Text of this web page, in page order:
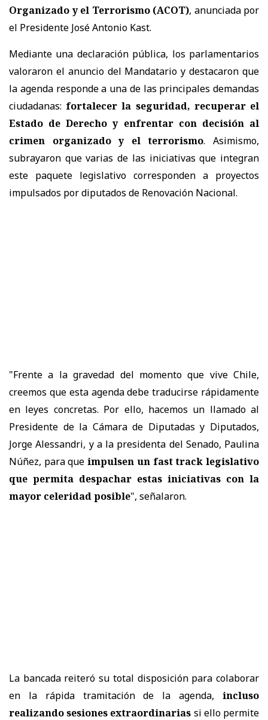
Organizado y el Terrorismo (ACOT), anunciada por
el Presidente José Antonio Kast.
Mediante una declaración pública, los parlamentarios
valoraron el anuncio del Mandatario y destacaron que
la agenda responde a una de las principales demandas
ciudadanas: fortalecer la seguridad, recuperar el
Estado de Derecho y enfrentar con decisión al
crimen organizado y el terrorismo. Asimismo,
subrayaron que varias de las iniciativas que integran
este paquete legislativo corresponden a proyectos
impulsados por diputados de Renovación Nacional.
"Frente a la gravedad del momento que vive Chile,
creemos que esta agenda debe traducirse rápidamente
en leyes concretas. Por ello, hacemos un llamado al
Presidente de la Cámara de Diputadas y Diputados,
Jorge Alessandri, y a la presidenta del Senado, Paulina
Núñez, para queimpulsen un fast track legislativo
que permita despachar estas iniciativas con la
mayor celeridad posible", señalaron.
La bancada reiteró su total disposición para colaborar
en la rápida tramitación de la agenda, incluso
realizando sesiones extraordinarias si ello permite